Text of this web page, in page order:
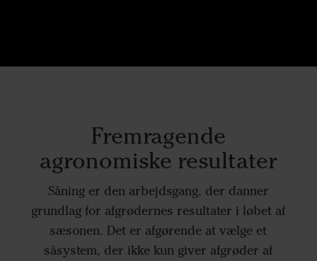
Fremragende
agronomiske resultater
Såning er den arbejdsgang, der danner
grundlag for afgrødernes resultater i løbet af
sæsonen. Det er afgørende at vælge et
såsystem, der ikke kun giver afgrøder af